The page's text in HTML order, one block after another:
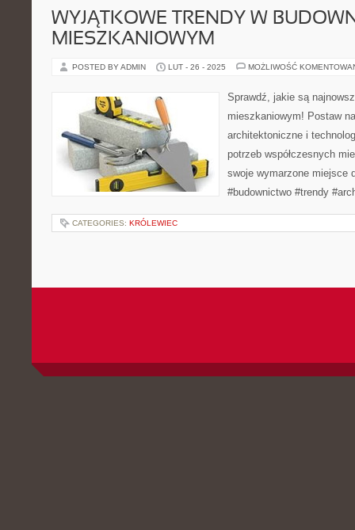
WYJĄTKOWE TRENDY W
MIESZKANIOWYM
POSTED BY ADMIN LUT - 26 - 2025 MOŻLIWOŚĆ
Sprawdź, jakie są
mieszkaniowym! Postaw
architektoniczne i
potrzeb współczesnych
swoje wymarzone miejsce
#budownictwo #trendy
CATEGORIES: KRÓLEWIEC